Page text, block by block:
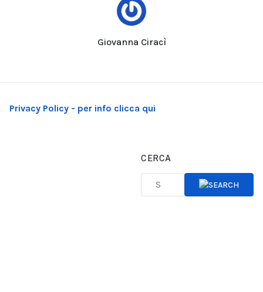
Giovanna Ciracì
Privacy Policy - per info clicca qui
CERCA